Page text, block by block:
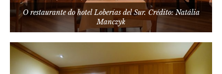
O restaurante do hotel Loberías del Sur. Crédito: Natália
Manczyk